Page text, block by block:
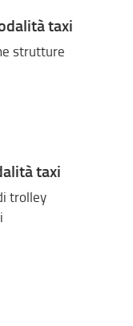
taxi
strutture
taxi
trolley